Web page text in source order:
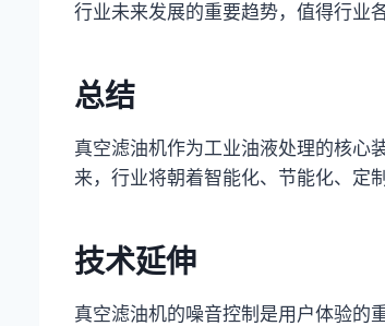
行业未来发展的重要趋势，值得行业
总结
真空滤油机作为工业油液处理的核心
来，行业将朝着智能化、节能化、定
技术延伸
真空滤油机的噪音控制是用户体验的